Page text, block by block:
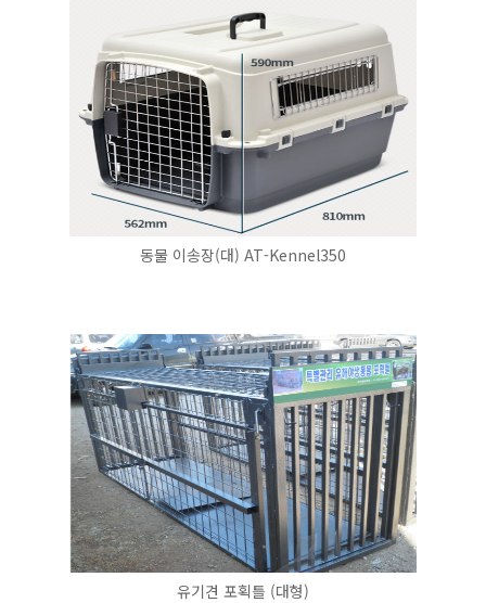
동물 이송장(대) AT-Kennel350
유기견 포획틀 (대형)